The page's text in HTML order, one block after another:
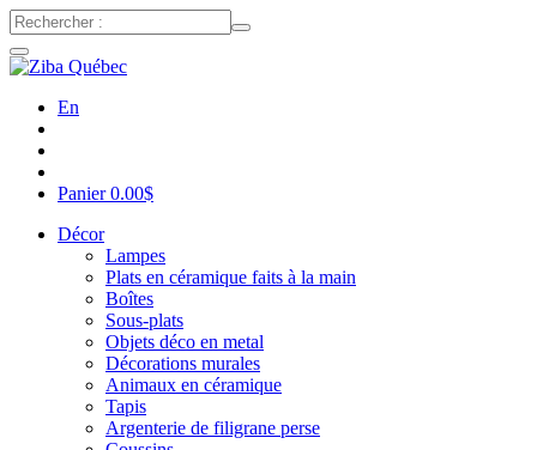
En
Panier0.00$
Décor
Lampes
Plats en céramique faits à la main
Boîtes
Sous-plats
Objets déco en metal
Décorations murales
Animaux en céramique
Tapis
Argenterie de filigrane perse